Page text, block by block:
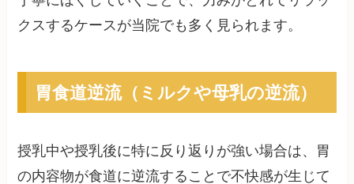
クスするケースが当院でも多く見られます。
胃食道逆流（ミルクや母乳の逆流）
授乳中や授乳後に特に反り返りが強い場合は、胃
の内容物が食道に逆流することで不快感が生じて